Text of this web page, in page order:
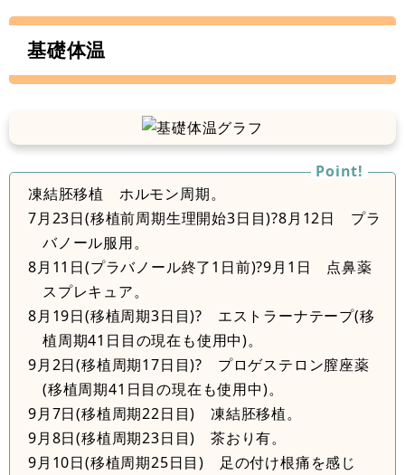
基礎体温
凍結胚移植 ホルモン周期。
7月23日(移植前周期生理開始3日目)?8月12日 プラ
バノール服用。
8月11日(プラバノール終了1日前)?9月1日 点鼻薬
スプレキュア。
8月19日(移植周期3日目)? エストラーナテープ(移
植周期41日目の現在も使用中)。
9月2日(移植周期17日目)? プロゲステロン膣座薬
(移植周期41日目の現在も使用中)。
9月7日(移植周期22日目) 凍結胚移植。
9月8日(移植周期23日目) 茶おり有。
9月10日(移植周期25日目) 足の付け根痛を感じ